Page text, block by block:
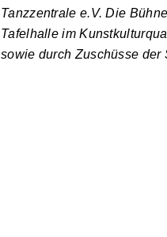
Tanzzentrale e.V. Die
Tafelhalle im
sowie durch Zuschüsse der